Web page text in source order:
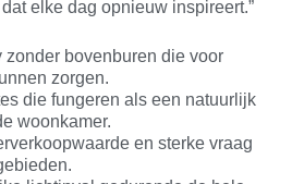
elke dag opnieuw inspireert.”
zonder bovenburen die voor
zorgen.
die fungeren als een natuurlijk
woonkamer.
en sterke vraag